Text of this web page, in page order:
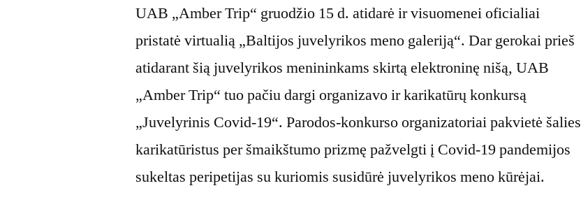
UAB „Amber Trip“ gruodžio 15 d. atidarė ir visuomenei oficialiai
pristatė virtualią „Baltijos juvelyrikos meno galeriją“. Dar gerokai prieš
atidarant šią juvelyrikos menininkams skirtą elektroninę nišą, UAB
„Amber Trip“ tuo pačiu dargi organizavo ir karikatūrų konkursą
„Juvelyrinis Covid-19“. Parodos-konkurso organizatoriai pakvietė šalies
karikatūristus per šmaikštumo prizmę pažvelgti į Covid-19 pandemijos
sukeltas peripetijas su kuriomis susidūrė juvelyrikos meno kūrėjai.